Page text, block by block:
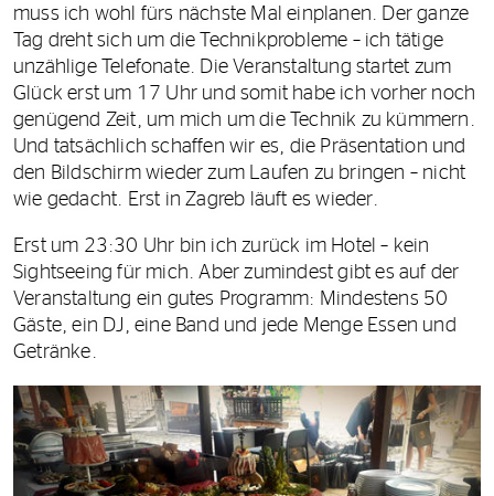
muss ich wohl fürs nächste Mal einplanen. Der ganze
Tag dreht sich um die Technikprobleme – ich tätige
unzählige Telefonate. Die Veranstaltung startet zum
Glück erst um 17 Uhr und somit habe ich vorher noch
genügend Zeit, um mich um die Technik zu kümmern.
Und tatsächlich schaffen wir es, die Präsentation und
den Bildschirm wieder zum Laufen zu bringen – nicht
wie gedacht. Erst in Zagreb läuft es wieder.
Erst um 23:30 Uhr bin ich zurück im Hotel – kein
Sightseeing für mich. Aber zumindest gibt es auf der
Veranstaltung ein gutes Programm: Mindestens 50
Gäste, ein DJ, eine Band und jede Menge Essen und
Getränke.